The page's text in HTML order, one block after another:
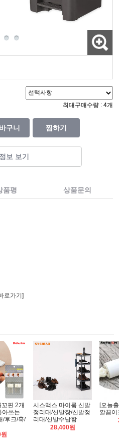
최대구매수량 : 4개
구니 찜하기
보 보기
품평 상품문의
로가기]
꼬핀 2개
아쓰는
/후크/훅/
시스맥스 마이룸 신발
정리대/신발장/신발정
리대/신발수납함
28,400원
[오늘
깔끔